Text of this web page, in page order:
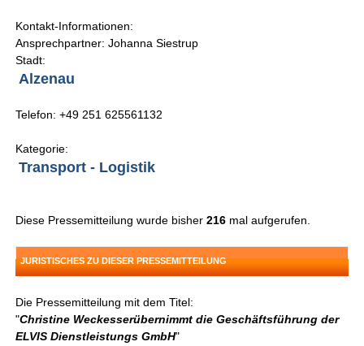
Kontakt-Informationen:
Ansprechpartner: Johanna Siestrup
Stadt:
Alzenau
Telefon: +49 251 625561132
Kategorie:
Transport - Logistik
Diese Pressemitteilung wurde bisher216 mal aufgerufen.
JURISTISCHES ZU DIESER PRESSEMITTEILUNG
Die Pressemitteilung mit dem Titel:
"Christine Weckesserübernimmt die Geschäftsführung der
ELVIS Dienstleistungs GmbH"